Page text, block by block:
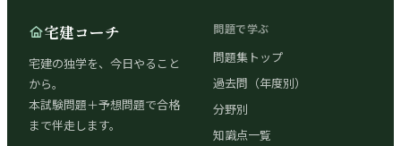
宅建コーチ
宅建の独学を、今日やること
から。
本試験問題＋予想問題で合格
まで伴走します。
問題で学ぶ
問題集トップ
過去問（年度別）
分野別
知識点一覧